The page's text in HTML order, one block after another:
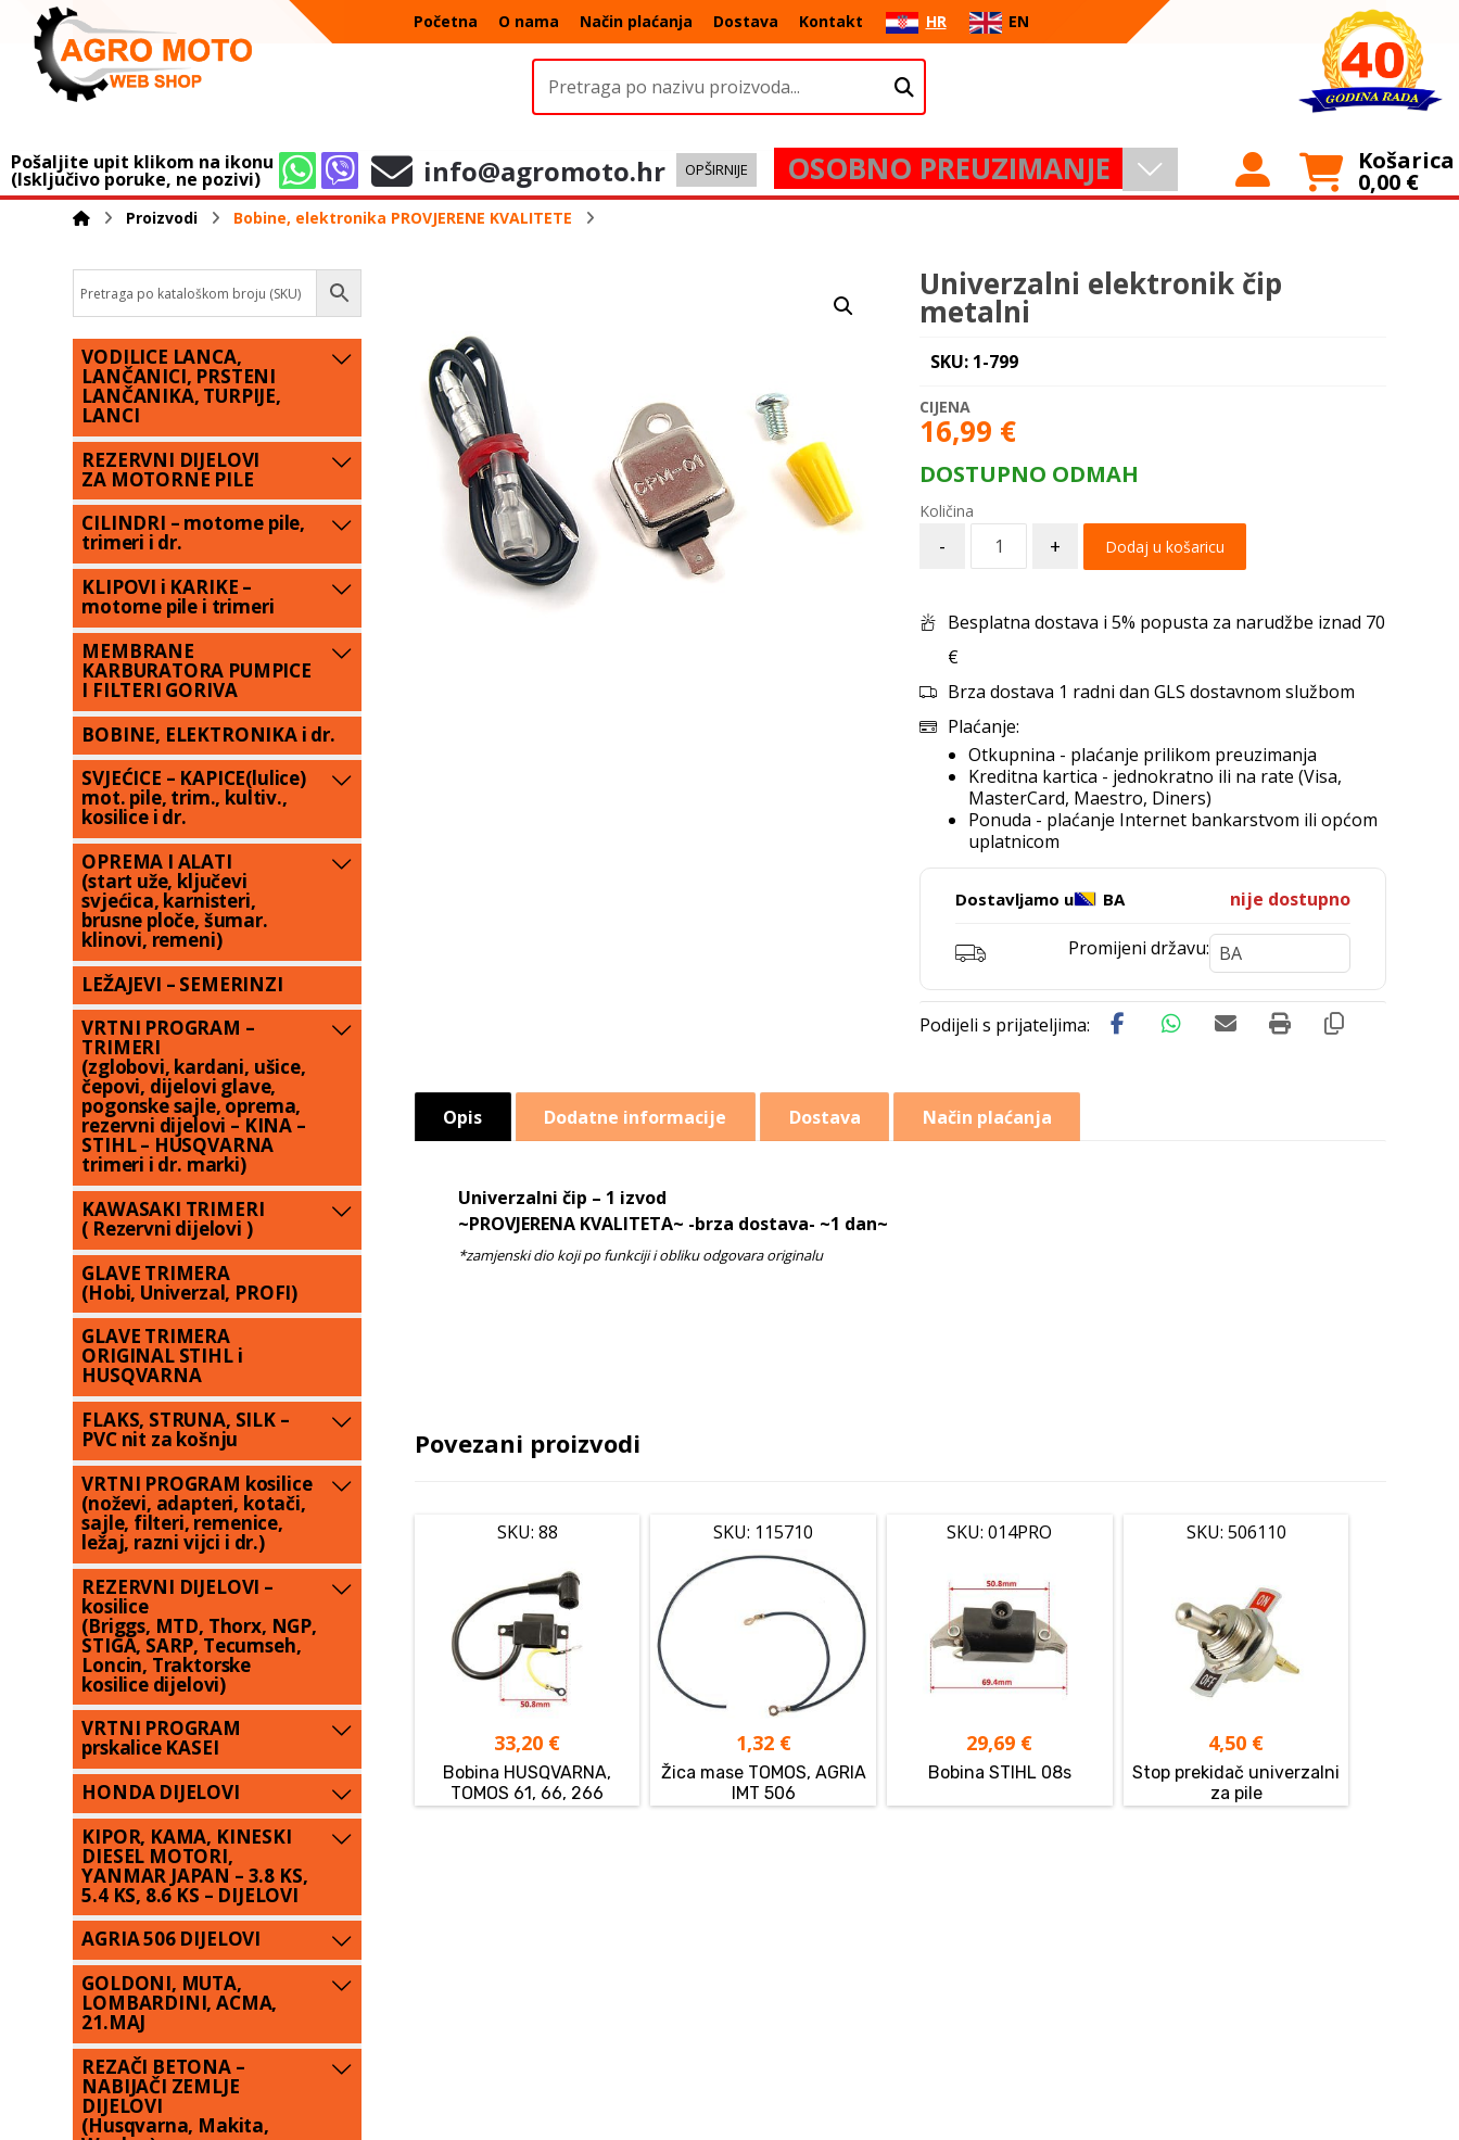
Početna O nama Način plaćanja Dostava Kontakt HR EN
Pošaljite upit klikom na ikonu
(Isključivo poruke, ne pozivi) info@agromoto.hr OPŠIRNIJE OSOBNO PREUZIMANJE Košarica
0,00 €
Proizvodi Bobine, elektronika PROVJERENE KVALITETE
Univerzalni elektronik čip
metalni
SKU: 1-799
16,99 €
DOSTUPNO ODMAH
- + Dodaj u košaricu
Besplatna dostava i 5% popusta za narudžbe iznad 70
€
Brza dostava 1 radni dan GLS dostavnom službom
Plaćanje:
Otkupnina - plaćanje prilikom preuzimanja
Kreditna kartica - jednokratno ili na rate (Visa,
MasterCard, Maestro, Diners)
Ponuda - plaćanje Internet bankarstvom ili općom
uplatnicom
Dostavljamo u BA nije dostupno
Promijeni državu:
Opis Dodatne informacije Dostava Način plaćanja
Univerzalni čip – 1 izvod
~PROVJERENA KVALITETA~ -brza dostava- ~1 dan~
Povezani proizvodi
SKU: 88
33,20 €
Bobina HUSQVARNA,
TOMOS 61, 66, 266
SKU: 115710
1,32 €
Žica mase TOMOS, AGRIA
IMT 506
SKU: 014PRO
29,69 €
Bobina STIHL 08s
SKU: 506110
4,50 €
Stop prekidač univerzalni
za pile
VODILICE LANCA,
LANČANICI, PRSTENI
LANČANIKA, TURPIJE,
LANCI
REZERVNI DIJELOVI
ZA MOTORNE PILE
CILINDRI – motorne pile,
trimeri i dr.
KLIPOVI i KARIKE –
motorne pile i trimeri
MEMBRANE
KARBURATORA PUMPICE
I FILTERI GORIVA
BOBINE, ELEKTRONIKA i dr.
SVJEĆICE – KAPICE(lulice)
mot. pile, trim., kultiv.,
kosilice i dr.
OPREMA I ALATI
(start uže, ključevi
svjećica, karnisteri,
brusne ploče, šumar.
klinovi, remeni)
LEŽAJEVI – SEMERINZI
VRTNI PROGRAM –
TRIMERI
(zglobovi, kardani, ušice,
čepovi, dijelovi glave,
pogonske sajle, oprema,
rezervni dijelovi – KINA –
STIHL – HUSQVARNA
trimeri i dr. marki)
KAWASAKI TRIMERI
( Rezervni dijelovi )
GLAVE TRIMERA
(Hobi, Univerzal, PROFI)
GLAVE TRIMERA
ORIGINAL STIHL i
HUSQVARNA
FLAKS, STRUNA, SILK –
PVC nit za košnju
VRTNI PROGRAM kosilice
(noževi, adapteri, kotači,
sajle, filteri, remenice,
ležaj, razni vijci i dr.)
REZERVNI DIJELOVI –
kosilice
(Briggs, MTD, Thorx, NGP,
STIGA, SARP, Tecumseh,
Loncin, Traktorske
kosilice dijelovi)
VRTNI PROGRAM
prskalice KASEI
HONDA DIJELOVI
KIPOR, KAMA, KINESKI
DIESEL MOTORI,
YANMAR JAPAN – 3.8 KS,
5.4 KS, 8.6 KS – DIJELOVI
AGRIA 506 DIJELOVI
GOLDONI, MUTA,
LOMBARDINI, ACMA,
21.MAJ
REZAČI BETONA –
NABIJAČI ZEMLJE
DIJELOVI
(Husqvarna, Makita,